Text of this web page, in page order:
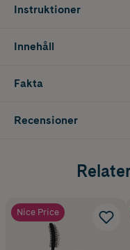
Instruktioner
Innehåll
Fakta
Recensioner
Nice Price